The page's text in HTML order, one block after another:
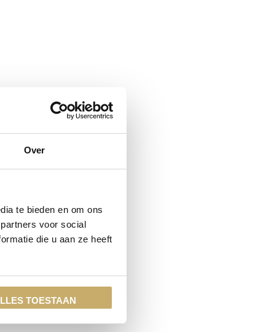
Over
te bieden en om ons
voor social
die u aan ze heeft
TOESTAAN
is
tot
aantal